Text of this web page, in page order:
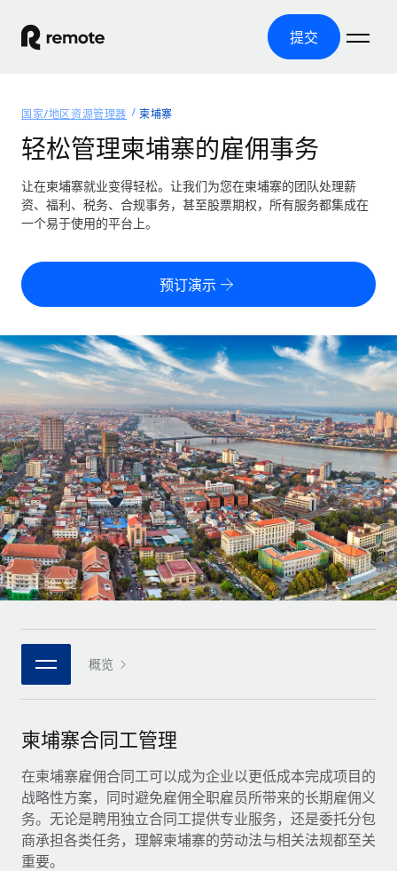
提交
产品
全球招聘
全球薪资管理
轻松运行合规薪资
零实体成本实现全球扩张
全球合规聘用合同工
合同工管理
全球合同工入职与管理
PEO
外包复杂雇佣任务
基础设施
Remote Embedded
将人力资源无缝融入工作流程
团队的内置核心人力资源功能
连接 新的
使用我们的 MCP 将任何人工智能工具与 Remote 平台相连
借助核心业务工具简化流程
服务
咨询专家
获得全球人力资源与合规方面的专家帮助
覆盖全球
美国各州浏览器
Remote 无惧对比
了解我们的竞争优势
成长阶段
初创企业
为成长型企业量身打造的全球敏捷型人力资源与薪资解决方案
中型市场
通过定制化人力资源解决方案扩展团队
企业
与我们携手合作
战略技术合作伙伴
与我们共探合作机遇
Remote Build 即将推出
集成与人工智能自动化咨询
资源
工具与计算器
误分类风险计算工具
员工成本计算器
计算任何国家的员工总成本
合同工薪酬结算计算器
探索全球合同工的结算货币选项与结算速度
通过 REMOTE 学习
研究与指引
案例研究
人力资源术语表
核对表和模板
职位描述库
网络研讨会
活动
新闻室
薪金与人才洞察
洞察中心
定价
中文（简体）
English
Nederlands
Français
Deutsch
Español
Italiano
Português (Portugal)
日本語
한국어
中文（简体）
登录
国家/地区资源管理器 柬埔寨
轻松管理柬埔寨的雇佣事务
让在柬埔寨就业变得轻松。让我们为您在柬埔寨的团队处理薪
资、福利、税务、合规事务，甚至股票期权，所有服务都集成在
一个易于使用的平台上。
预订演示
概览
柬埔寨合同工管理
在柬埔寨雇佣合同工可以成为企业以更低成本完成项目的
战略性方案，同时避免雇佣全职雇员所带来的长期雇佣义
务。无论是聘用独立合同工提供专业服务，还是委托分包
商承担各类任务，理解柬埔寨的劳动法与相关法规都至关
重要。